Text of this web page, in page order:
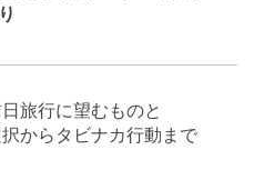
旅行に望むものと
からタビナカ行動まで